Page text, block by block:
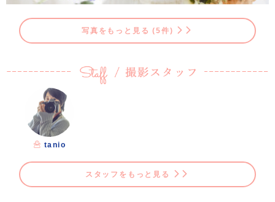
写真をもっと見る (5件)
tanio
スタッフをもっと見る